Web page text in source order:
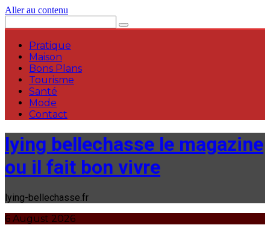
Aller au contenu
Pratique
Maison
Bons Plans
Tourisme
Santé
Mode
Contact
lying bellechasse le magazine
ou il fait bon vivre
lying-bellechasse.fr
6 August 2026